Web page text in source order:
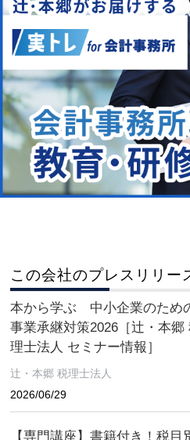
この会社のプレスリリー
本から学ぶ 中小企業のため
事業承継対策2026［辻・本郷
理士法人 セミナー情報］
辻・本郷 税理士法人
2026/06/29
【専門講座】書籍付き！税目